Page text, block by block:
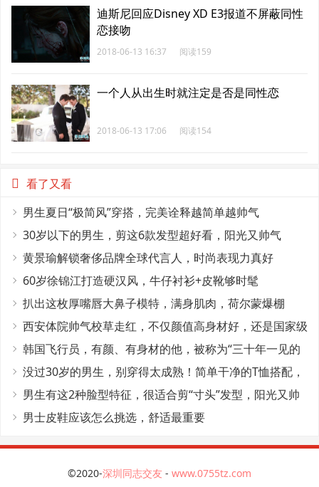
迪斯尼回应Disney XD E3报道不屏蔽同性
恋接吻
2018-06-13 16:37 阅读159
一个人从出生时就注定是否是同性恋
2018-06-13 17:06 阅读154
看了又看
男生夏日“极简风”穿搭，完美诠释越简单越帅气
30岁以下的男生，剪这6款发型超好看，阳光又帅气
黄景瑜解锁奢侈品牌全球代言人，时尚表现力真好
60岁徐锦江打造硬汉风，牛仔衬衫+皮靴够时髦
扒出这枚厚嘴唇大鼻子模特，满身肌肉，荷尔蒙爆棚
西安体院帅气校草走红，不仅颜值高身材好，还是国家级
田径运动员
韩国飞行员，有颜、有身材的他，被称为“三十年一见的
神颜”
没过30岁的男生，别穿得太成熟！简单干净的T恤搭配，
帅气又减龄
男生有这2种脸型特征，很适合剪“寸头”发型，阳光又帅
气
男士皮鞋应该怎么挑选，舒适最重要
©2020-深圳同志交友 - www.0755tz.com